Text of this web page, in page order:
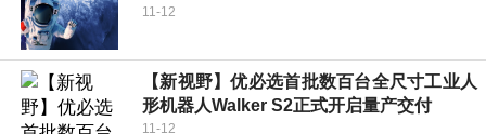
11-12
【新视野】优必选首批数百台全尺寸工业人
形机器人Walker S2正式开启量产交付
11-12